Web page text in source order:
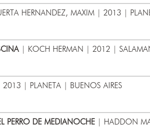
HERNANDEZ, MAXIM | 2013 |
| KOCH HERMAN | 2012 |
| PLANETA | BUENOS AIRES
PERRO DE MEDIANOCHE | HADDON